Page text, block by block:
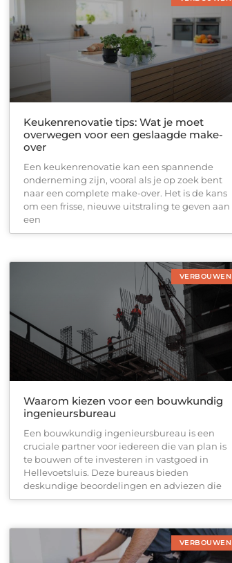
Keukenrenovatie tips: Wat je moet
overwegen voor een geslaagde make-
over
Een keukenrenovatie kan een spannende
onderneming zijn, vooral als je op zoek bent
naar een complete make-over. Het is de kans
om een frisse, nieuwe uitstraling te geven aan
een
VERBOUWEN
Waarom kiezen voor een bouwkundig
ingenieursbureau
Een bouwkundig ingenieursbureau is een
cruciale partner voor iedereen die van plan is
te bouwen of te investeren in vastgoed in
Hellevoetsluis. Deze bureaus bieden
deskundige beoordelingen en adviezen die
VERBOUWEN